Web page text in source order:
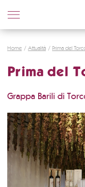
Home Attualità Prima del
Prima del
Grappa Barili di